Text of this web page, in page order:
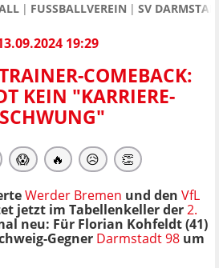
FUSSBALLVEREIN SV
19:29
COMEBACK:
KEIN "KARRIERE-
😱 🔥 😥 👏
Werder Bremen und den VfL
jetzt im Tabellenkeller der2.
neu: Für Florian Kohfeldt (41)
Gegner Darmstadt 98 um